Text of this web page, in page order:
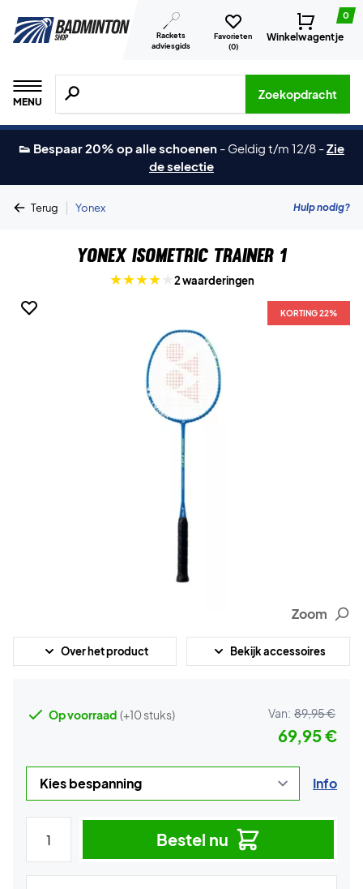
Rackets
adviesgids
Favorieten
(0)
0
Winkelwagentje
MENU
Zoeken naar producten, merken etc.
Zoekopdracht
👟 Bespaar 20% op alle schoenen - Geldig t/m 12/8 -Zie
de selectie
Terug | Yonex Hulp nodig?
Yonex Isometric Trainer 1
2 waarderingen
KORTING 22%
Zoom
Over het product Bekijk accessoires
Op voorraad (+10 stuks) Van: 89,95 €
69,95 €
Info
Bestel nu